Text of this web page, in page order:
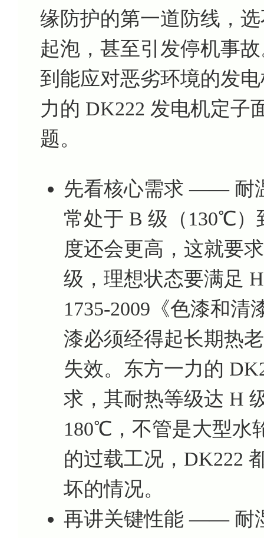
缘防护的第一道防线，
起泡，甚至引发停机事
到能应对恶劣环境的发
力的 DK222 发电机定子
题。
先看核心需求 —— 耐
常处于 B 级（130℃
度还会更高，这就要
级，理想状态要满足
1735-2009《色漆和
漆必须经得起长期热
失效。东方一力的
求，其耐热等级达 H
180℃，不管是大型水
的过载工况，DK222
坏的情况。
再讲关键性能 —— 耐